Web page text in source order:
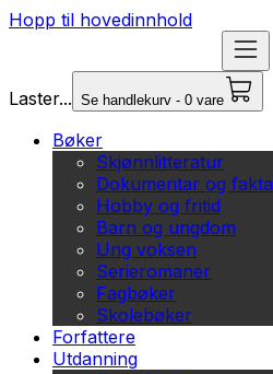
Hopp til hovedinnhold
Laster... Se handlekurv - 0 vare
Bøker
Skjønnlitteratur
Dokumentar og fakta
Hobby og fritid
Barn og ungdom
Ung voksen
Serieromaner
Fagbøker
Skolebøker
Forfattere
Utdanning